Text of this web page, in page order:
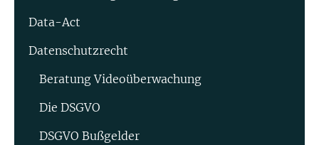
Data-Act
Datenschutzrecht
Beratung Video­überwachung
Die DSGVO
DSGVO Bußgelder